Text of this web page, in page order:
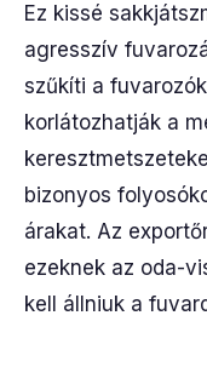
Ez kissé
agresszív
szűkíti a
korlátozhatják a
bizonyos
árakat. Az
ezeknek az oda-
kell állniuk a